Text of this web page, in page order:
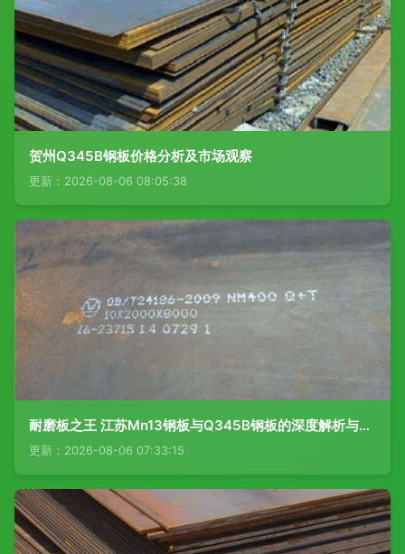
贺州Q345B钢板价格分析及市场观察
更新：2026-08-06 08:05:38
耐磨板之王 江苏Mn13钢板与Q345B钢板的深度解析与应用前景
更新：2026-08-06 07:33:15